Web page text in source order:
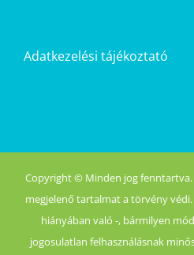
Adatkezelési tájékoztató
Copyright © Minden jog
megjelenő tartalmat a törvény
hiányában való -, bármilyen
jogosulatlan felhasználásnak